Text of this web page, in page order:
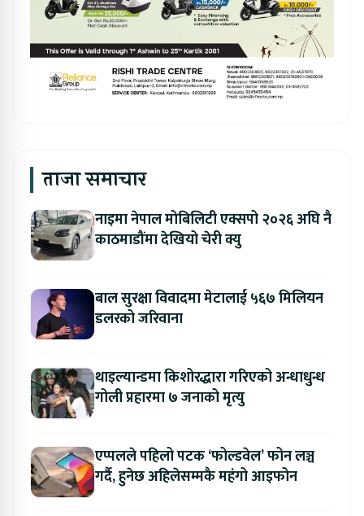
ताजा समाचार
नाइमा नेपाल मोबिलिटी एक्सपो २०२६ अघि नै
काठमाडौंमा देखियो चेरी क्यु
बाल सुरक्षा विवादमा मेटालाई ५६७ मिलियन
डलरको जरिवाना
थाइल्यान्डमा किशोरद्धारा गरिएको अन्धाधुन्ध
गोली प्रहारमा ७ जनाको मृत्यु
एप्पलले पहिलो पटक ‘फोल्डवेल’ फोन लञ्च
गर्दै, हुनेछ अहिलेसम्मकै महंगो आइफोन